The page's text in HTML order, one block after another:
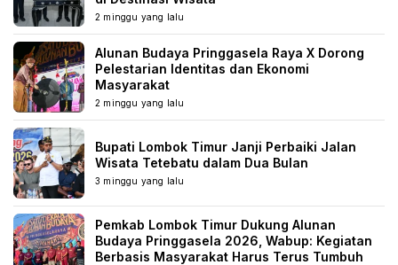
2 minggu yang lalu
Alunan Budaya Pringgasela Raya X Dorong
Pelestarian Identitas dan Ekonomi
Masyarakat
2 minggu yang lalu
Bupati Lombok Timur Janji Perbaiki Jalan
Wisata Tetebatu dalam Dua Bulan
3 minggu yang lalu
Pemkab Lombok Timur Dukung Alunan
Budaya Pringgasela 2026, Wabup: Kegiatan
Berbasis Masyarakat Harus Terus Tumbuh